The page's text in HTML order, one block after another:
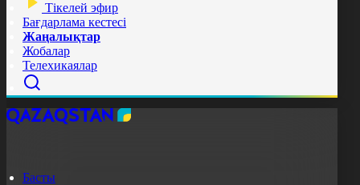
Тікелей эфир
Бағдарлама кестесі
Жаңалықтар
Жобалар
Телехикаялар
Басты